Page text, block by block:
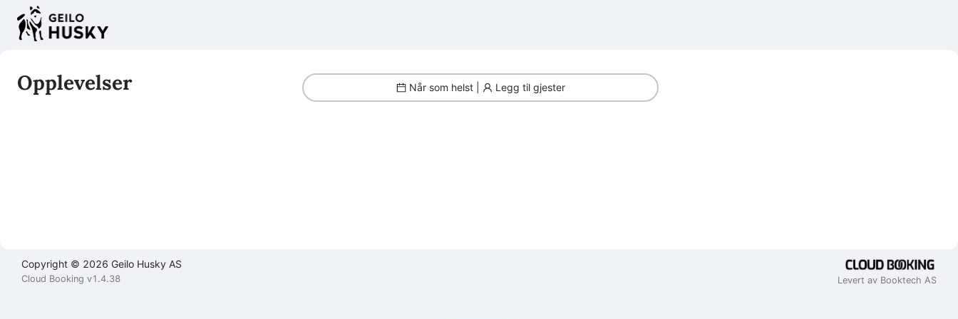
Opplevelser Når som helst | Legg til gjester
Copyright © 2026 Geilo Husky AS
Cloud Booking v1.4.38 Levert av Booktech AS
Filter
Brukeravtale
Lukk
Personvernerklæring
Lukk
Kontakt
oss